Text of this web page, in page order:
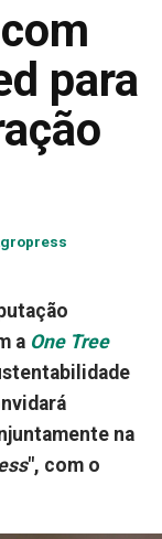
para
a One Tree
na
", com o